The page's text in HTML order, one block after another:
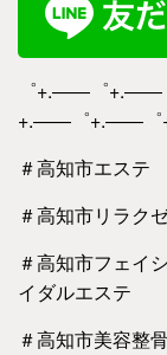
゜+.――゜
+.――゜+.――゜
＃高知市エス
＃高知市リラク
＃高知市フェ
イダルエステ
＃高知市美容